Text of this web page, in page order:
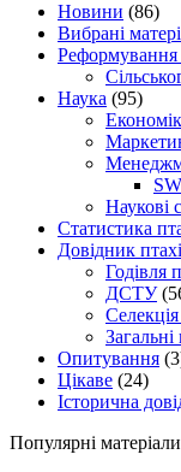
Новини (86)
Вибрані
Реформування
Наука (95)
Наукові
Статистика
Довідник
Годівля
ДСТУ
Опитування
Цікаве (24)
Історична
Популярні матеріали